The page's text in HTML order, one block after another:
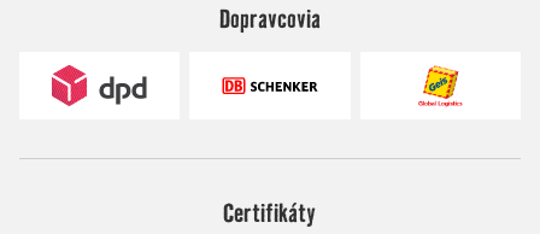
Dopravcovia
Certifikáty